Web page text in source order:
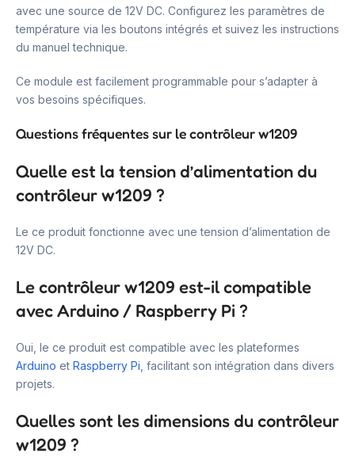
avec une source de 12V DC. Configurez les paramètres de
température via les boutons intégrés et suivez les instructions
du manuel technique.
Ce module est facilement programmable pour s’adapter à
vos besoins spécifiques.
Questions fréquentes sur le contrôleur w1209
Quelle est la tension d’alimentation du
contrôleur w1209 ?
Le ce produit fonctionne avec une tension d’alimentation de
12V DC.
Le contrôleur w1209 est-il compatible
avec Arduino / Raspberry Pi ?
Oui, le ce produit est compatible avec les plateformes
Arduino et Raspberry Pi , facilitant son intégration dans divers
projets.
Quelles sont les dimensions du contrôleur
w1209 ?